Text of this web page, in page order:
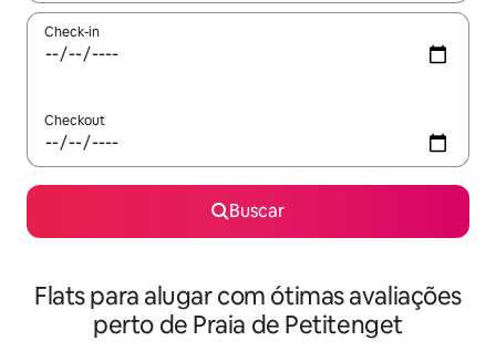
Check-in
Checkout
Buscar
Flats para alugar com ótimas avaliações
perto de Praia de Petitenget